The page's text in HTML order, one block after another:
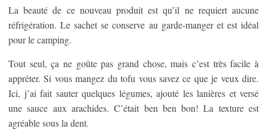
La beauté de ce nouveau produit est qu’il ne requiert aucune
réfrigération. Le sachet se conserve au garde-manger et est idéal
pour le camping.
Tout seul, ça ne goûte pas grand chose, mais c’est très facile à
apprêter. Si vous mangez du tofu vous savez ce que je veux dire.
Ici, j’ai fait sauter quelques légumes, ajouté les lanières et versé
une sauce aux arachides. C’était ben ben bon! La texture est
agréable sous la dent.